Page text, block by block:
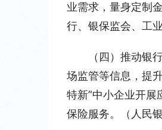
业需求，量身定制
行、银保监会、工
（四）推动银
场监管等信息，提
特新”中小企业开展
保险服务。（人民